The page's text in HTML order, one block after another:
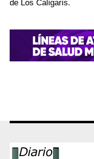
de Los Caligaris.